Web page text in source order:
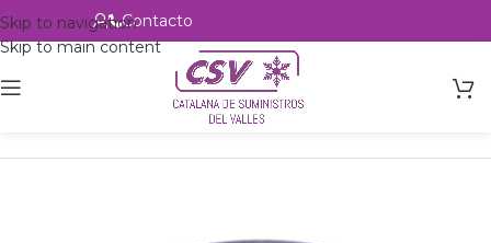
Skip to navigation
Skip to main content
Contacto
Refrigeración Compresores